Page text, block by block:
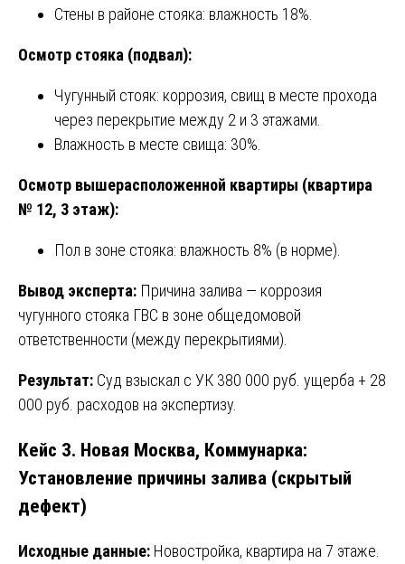
Стены в районе стояка: влажность 18%.
Осмотр стояка (подвал):
Чугунный стояк: коррозия, свищ в месте прохода
через перекрытие между 2 и 3 этажами.
Влажность в месте свища: 30%.
Осмотр вышерасположенной квартиры (квартира
№ 12, 3 этаж):
Пол в зоне стояка: влажность 8% (в норме).
Вывод эксперта: Причина залива — коррозия
чугунного стояка ГВС в зоне общедомовой
ответственности (между перекрытиями).
Результат: Суд взыскал с УК 380 000 руб. ущерба + 28
000 руб. расходов на экспертизу.
Кейс 3. Новая Москва, Коммунарка:
Установление причины залива (скрытый
дефект)
Исходные данные: Новостройка, квартира на 7 этаже.